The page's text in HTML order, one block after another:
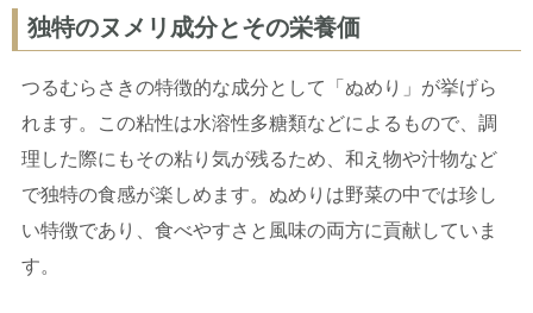
独特のヌメリ成分とその栄養価
つるむらさきの特徴的な成分として「ぬめり」が挙げら
れます。この粘性は水溶性多糖類などによるもので、調
理した際にもその粘り気が残るため、和え物や汁物など
で独特の食感が楽しめます。ぬめりは野菜の中では珍し
い特徴であり、食べやすさと風味の両方に貢献していま
す。